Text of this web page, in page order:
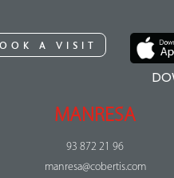
A VISIT
MANRESA
93 872 21 96
manresa@cobertis.com